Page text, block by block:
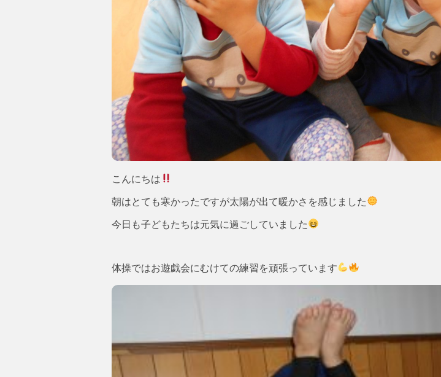
こんにちは
朝はとても寒かったですが太陽が出て暖かさを感じました
今日も子どもたちは元気に過ごしていました
体操ではお遊戯会にむけての練習を頑張っています